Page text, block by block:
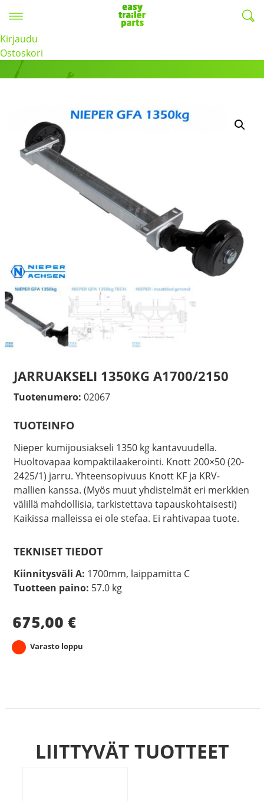
Kirjaudu
Ostoskori
Tuotteet
JARRUAKSELI 1350KG A1700/2150
Tuotenumero: 02067
TUOTEINFO
Nieper kumijousiakseli 1350 kg kantavuudella.
Huoltovapaa kompaktilaakerointi. Knott 200×50 (20-
2425/1) jarru. Yhteensopivuus Knott KF ja KRV-
mallien kanssa. (Myös muut yhdistelmät eri merkkien
välillä mahdollisia, tarkistettava tapauskohtaisesti)
Kaikissa malleissa ei ole stefaa. Ei rahtivapaa tuote.
TEKNISET TIEDOT
Kiinnitysväli A: 1700mm, laippamitta C
Tuotteen paino: 57.0 kg
675,00 €
Varasto loppu
LIITTYVÄT TUOTTEET